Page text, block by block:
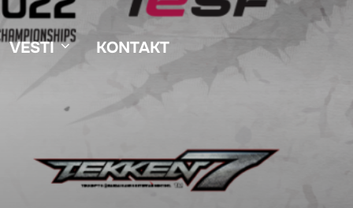
VESTI KONTAKT